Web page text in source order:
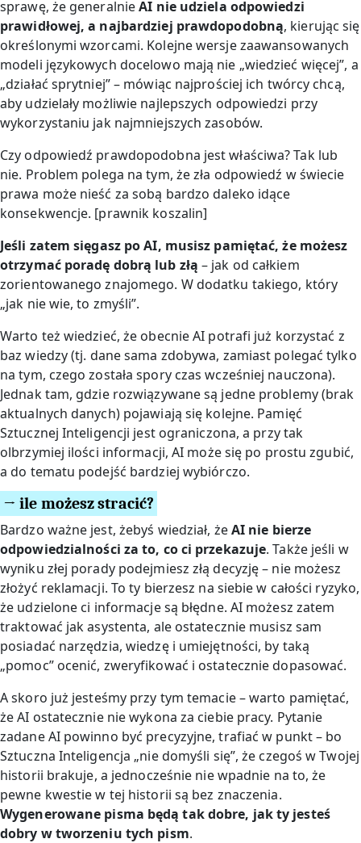
sprawę, że generalnieAI nie udziela odpowiedzi
prawidłowej, a najbardziej prawdopodobną, kierując się
określonymi wzorcami. Kolejne wersje zaawansowanych
modeli językowych docelowo mają nie „wiedzieć więcej”, a
„działać sprytniej” – mówiąc najprościej ich twórcy chcą,
aby udzielały możliwie najlepszych odpowiedzi przy
wykorzystaniu jak najmniejszych zasobów.
Czy odpowiedź prawdopodobna jest właściwa? Tak lub
nie. Problem polega na tym, że zła odpowiedź w świecie
prawa może nieść za sobą bardzo daleko idące
konsekwencje. [prawnik koszalin]
Jeśli zatem sięgasz po AI, musisz pamiętać, że możesz
otrzymać poradę dobrą lub złą – jak od całkiem
zorientowanego znajomego. W dodatku takiego, który
„jak nie wie, to zmyśli”.
Warto też wiedzieć, że obecnie AI potrafi już korzystać z
baz wiedzy (tj. dane sama zdobywa, zamiast polegać tylko
na tym, czego została spory czas wcześniej nauczona).
Jednak tam, gdzie rozwiązywane są jedne problemy (brak
aktualnych danych) pojawiają się kolejne. Pamięć
Sztucznej Inteligencji jest ograniczona, a przy tak
olbrzymiej ilości informacji, AI może się po prostu zgubić,
a do tematu podejść bardziej wybiórczo.
→ ile możesz stracić?
Bardzo ważne jest, żebyś wiedział, żeAI nie bierze
odpowiedzialności za to, co ci przekazuje. Także jeśli w
wyniku złej porady podejmiesz złą decyzję – nie możesz
złożyć reklamacji. To ty bierzesz na siebie w całości ryzyko,
że udzielone ci informacje są błędne. AI możesz zatem
traktować jak asystenta, ale ostatecznie musisz sam
posiadać narzędzia, wiedzę i umiejętności, by taką
„pomoc” ocenić, zweryfikować i ostatecznie dopasować.
A skoro już jesteśmy przy tym temacie – warto pamiętać,
że AI ostatecznie nie wykona za ciebie pracy. Pytanie
zadane AI powinno być precyzyjne, trafiać w punkt – bo
Sztuczna Inteligencja „nie domyśli się”, że czegoś w Twojej
historii brakuje, a jednocześnie nie wpadnie na to, że
pewne kwestie w tej historii są bez znaczenia.
Wygenerowane pisma będą tak dobre, jak ty jesteś
dobry w tworzeniu tych pism.